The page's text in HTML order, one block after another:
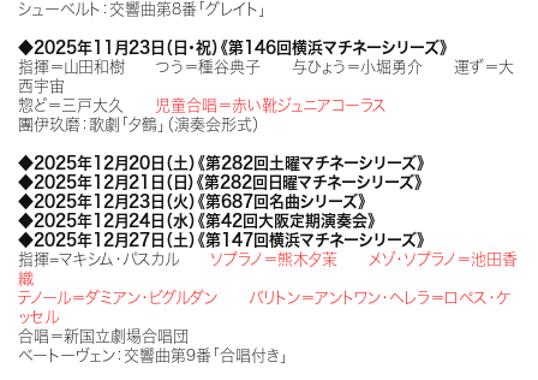
シューベルト：交響曲第8番「グレイト」
◆2025年11月23日（日・祝）《第146回横浜マチネーシリーズ》
指揮＝山田和樹 つう＝種谷典子 与ひょう＝小堀勇介 運ず＝大
西宇宙
惣ど＝三戸大久
児童合唱＝赤い靴ジュニアコーラス
團伊玖磨：歌劇「夕鶴」（演奏会形式）
◆2025年12月20日（土）《第282回土曜マチネーシリーズ》
◆2025年12月21日（日）《第282回日曜マチネーシリーズ》
◆2025年12月23日（火）《第687回名曲シリーズ》
◆2025年12月24日（水）《第42回大阪定期演奏会》
◆2025年12月27日（土）《第147回横浜マチネーシリーズ》
指揮=マキシム・パスカル ソプラノ＝熊木夕茉 メゾ・ソプラノ＝池田香
織
テノール＝ダミアン・ビグルダン バリトン＝アントワン・ヘレラ＝ロペス・ケ
ッセル
合唱＝新国立劇場合唱団
ベートーヴェン：交響曲第9番「合唱付き」